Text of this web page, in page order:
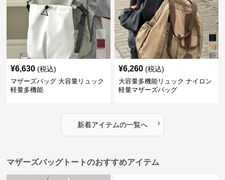
¥6,630 (税込)
マザーズバッグ 大容量リュック
軽量多機能
¥6,260 (税込)
大容量多機能リュック ナイロン
軽量マザーズバッグ
新着アイテムの一覧へ ›
マザーズバッグトートのおすすめアイテム